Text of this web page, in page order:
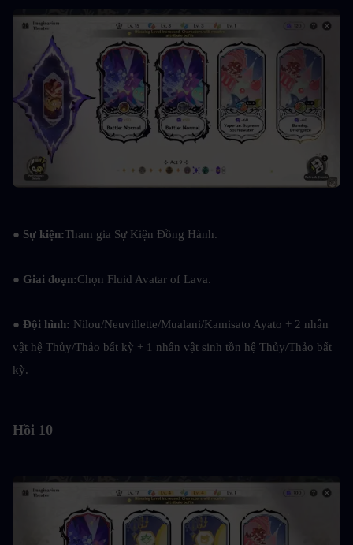
● Sự kiện:Tham gia Sự Kiện Đồng Hành.
● Giai đoạn:Chọn Fluid Avatar of Lava.
● Đội hình: Nilou/Neuvillette/Mualani/Kamisato Ayato + 2 nhân
vật hệ Thủy/Thảo bất kỳ + 1 nhân vật sinh tồn hệ Thủy/Thảo bất
kỳ.
Hồi 10